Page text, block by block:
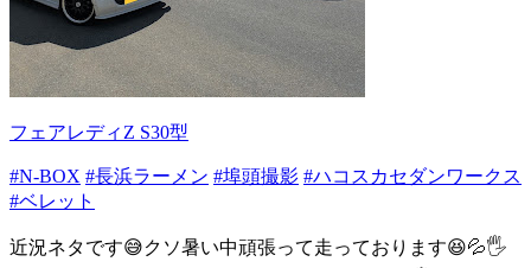
フェアレディZ S30型
#N-BOX #長浜ラーメン #埠頭撮影 #ハコスカセダンワークス
#ベレット
近況ネタです😅クソ暑い中頑張って走っております😆💦🖐️